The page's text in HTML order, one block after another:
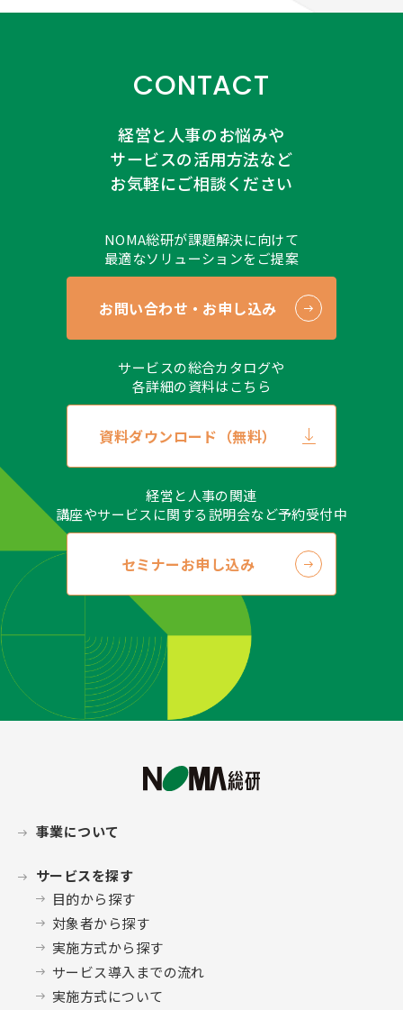
CONTACT
経営と人事のお悩みや
サービスの活用方法など
お気軽にご相談ください
NOMA総研が課題解決に向けて
最適なソリューションをご提案
お問い合わせ・お申し込み
サービスの総合カタログや
各詳細の資料はこちら
資料ダウンロード（無料）
経営と人事の関連
講座やサービスに関する説明会など予約受付中
セミナーお申し込み
事業について
サービスを探す
目的から探す
対象者から探す
実施方式から探す
サービス導入までの流れ
実施方式について